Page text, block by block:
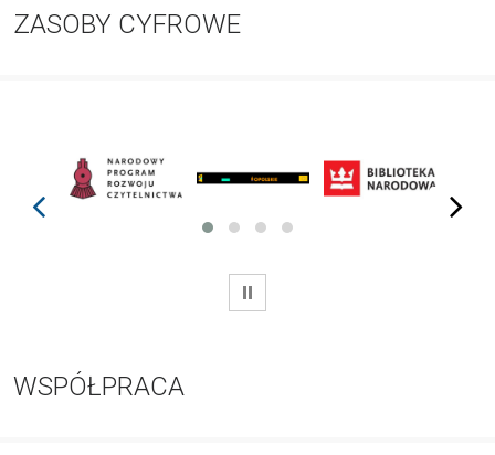
ZASOBY CYFROWE
prev next
WSTRZYMAJ
WSPÓŁPRACA